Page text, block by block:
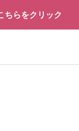
ちらをクリック